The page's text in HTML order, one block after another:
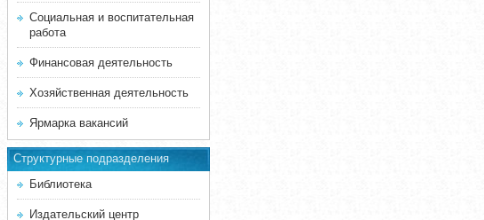
Социальная и воспитательная
работа
Финансовая деятельность
Хозяйственная деятельность
Ярмарка вакансий
Структурные подразделения
Библиотека
Издательский центр